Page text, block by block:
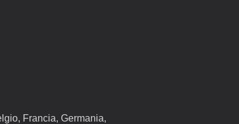
Francia, Germania,